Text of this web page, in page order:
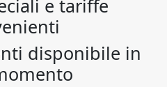
e tariffe
disponibile in